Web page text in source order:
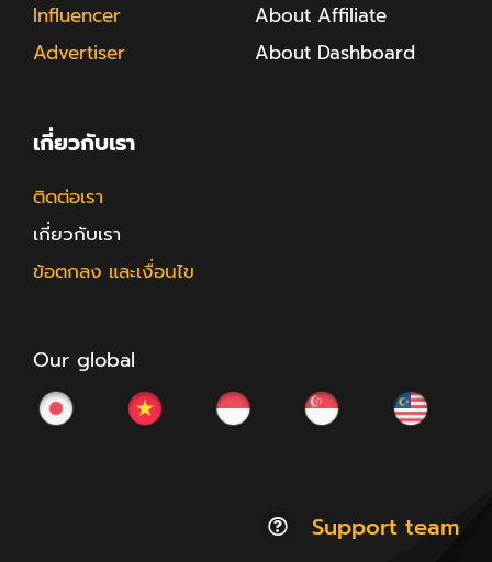
Influencer
Advertiser
About Affiliate
About Dashboard
เกี่ยวกับเรา
ติดต่อเรา
เกี่ยวกับเรา
ข้อตกลง และเงื่อนไข
Our global
Support team